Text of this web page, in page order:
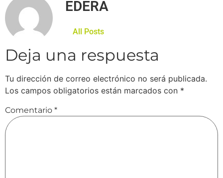
EDERA
All Posts
Deja una respuesta
Tu dirección de correo electrónico no será publicada.
Los campos obligatorios están marcados con *
Comentario *